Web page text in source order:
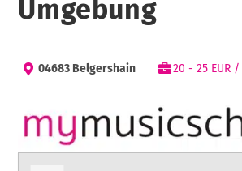
Umgebung
04683 Belgershain 20 - 25 EUR